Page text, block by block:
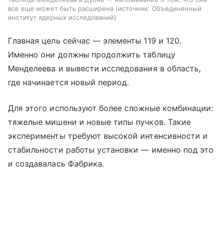
все еще может быть расширена
источник: Объединенный
институт ядерных исследований
Главная цель сейчас — элементы 119 и 120.
Именно они должны продолжить таблицу
Менделеева и вывести исследования в область,
где начинается новый период.
Для этого используют более сложные комбинации:
тяжелые мишени и новые типы пучков. Такие
эксперименты требуют высокой интенсивности и
стабильности работы установки — именно под это
и создавалась Фабрика.